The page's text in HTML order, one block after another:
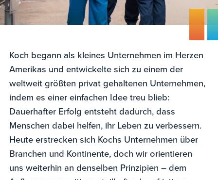
Koch begann als kleines Unternehmen im Herzen
Amerikas und entwickelte sich zu einem der
weltweit größten privat gehaltenen Unternehmen,
indem es einer einfachen Idee treu blieb:
Dauerhafter Erfolg entsteht dadurch, dass
Menschen dabei helfen, ihr Leben zu verbessern.
Heute erstrecken sich Kochs Unternehmen über
Branchen und Kontinente, doch wir orientieren
uns weiterhin an denselben Prinzipien – dem